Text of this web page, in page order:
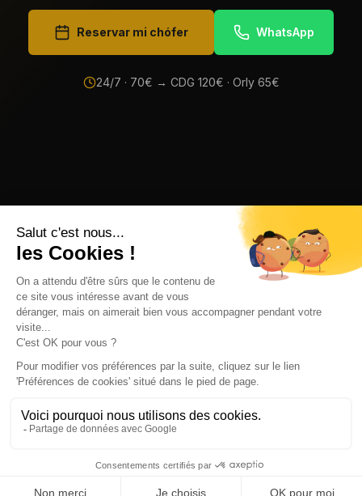
Reservar mi chófer WhatsApp
24/7 · 70€ → CDG 120€ · Orly 65€